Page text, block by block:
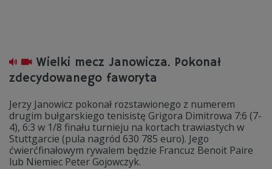
Wielki mecz Janowicza. Pokonał
zdecydowanego faworyta
Jerzy Janowicz pokonał rozstawionego z numerem
drugim bułgarskiego tenisistę Grigora Dimitrowa 7:6 (7-
4), 6:3 w 1/8 finału turnieju na kortach trawiastych w
Stuttgarcie (pula nagród 630 785 euro). Jego
ćwierćfinałowym rywalem będzie Francuz Benoit Paire
lub Niemiec Peter Gojowczyk.